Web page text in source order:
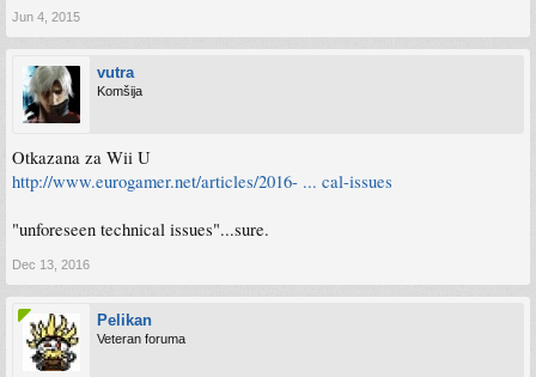
Jun 4, 2015
vutra
Komšija
Otkazana za Wii U
http://www.eurogamer.net/articles/2016- ... cal-issues
"unforeseen technical issues"...sure.
Dec 13, 2016
Pelikan
Veteran foruma